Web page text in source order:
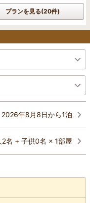
プランを見る(20件)
2026年8月8日から1泊
2名 + 子供0名 × 1部屋